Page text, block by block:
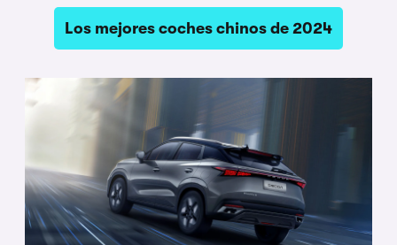
Los mejores coches chinos de 2024